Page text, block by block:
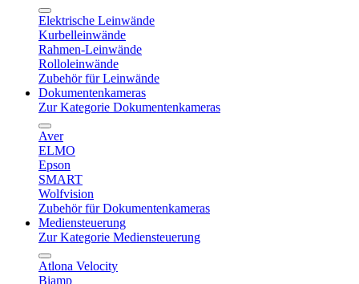
Elektrische Leinwände
Kurbelleinwände
Rahmen-Leinwände
Rolloleinwände
Zubehör für Leinwände
Dokumentenkameras
Zur Kategorie Dokumentenkameras
Aver
ELMO
Epson
SMART
Wolfvision
Zubehör für Dokumentenkameras
Mediensteuerung
Zur Kategorie Mediensteuerung
Atlona Velocity
Biamp